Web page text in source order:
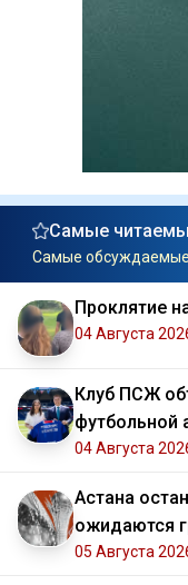
Самые
Самые
Проклятие
04 Августа
Клуб ПСЖ
футбольной
04 Августа
Астана
ожидаются
05 Августа